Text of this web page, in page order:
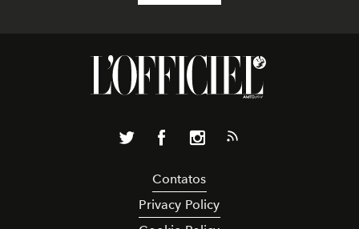
Contatos
Privacy Policy